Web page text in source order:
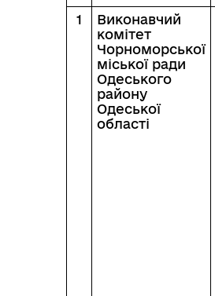
1
Виконавчий
комітет
Чорноморської
міської ради
Одеського
району
Одеської
області